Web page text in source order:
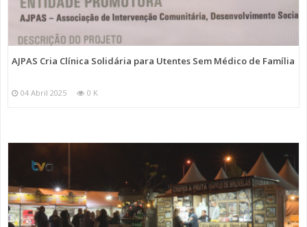
AJPAS Cria Clínica Solidária para Utentes Sem Médico de Família
04 Abril 2025 0 K